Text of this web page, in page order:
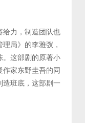
给力，制造团队也
局》的李雅弢，
。这部剧的原著小
家东野圭吾的同
造班底，这部剧一